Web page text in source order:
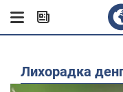
лихорадка